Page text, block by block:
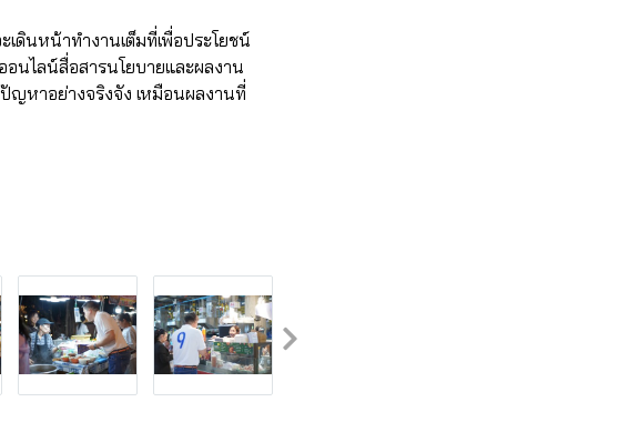
ดินหน้าทำงานเต็มที่เพื่อประโยชน์
นไลน์สื่อสารนโยบายและผลงาน
ญหาอย่างจริงจัง เหมือนผลงานที่